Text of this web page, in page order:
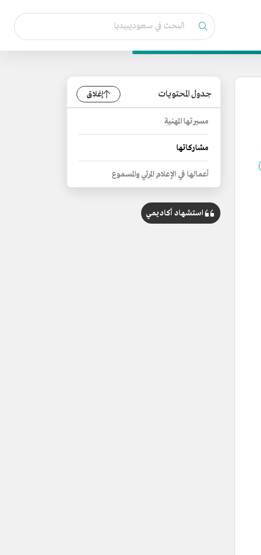
جدول المحتويات إغلاق
مسيرتها المهنية
مشاركاتها
أعمالها في الإعلام المرئي والمسموع
استشهاد أكاديمي